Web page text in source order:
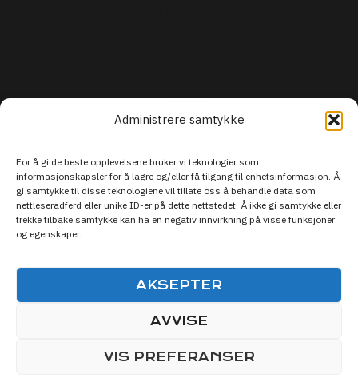
Administrere samtykke
For å gi de beste opplevelsene bruker vi teknologier som
informasjonskapsler for å lagre og/eller få tilgang til enhetsinformasjon. Å
gi samtykke til disse teknologiene vil tillate oss å behandle data som
nettleseradferd eller unike ID-er på dette nettstedet. Å ikke gi samtykke eller
trekke tilbake samtykke kan ha en negativ innvirkning på visse funksjoner
og egenskaper.
AKSEPTER
AVVISE
VIS PREFERANSER
Support
© 2026 Live Sporten DISCOVER SPORTS